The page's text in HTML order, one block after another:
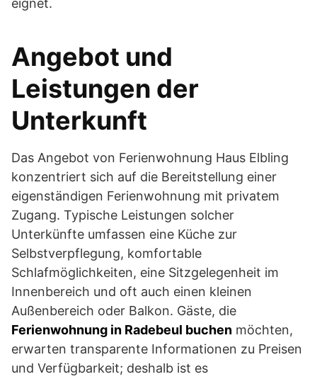
eignet.
Angebot und
Leistungen der
Unterkunft
Das Angebot von Ferienwohnung Haus Elbling
konzentriert sich auf die Bereitstellung einer
eigenständigen Ferienwohnung mit privatem
Zugang. Typische Leistungen solcher
Unterkünfte umfassen eine Küche zur
Selbstverpflegung, komfortable
Schlafmöglichkeiten, eine Sitzgelegenheit im
Innenbereich und oft auch einen kleinen
Außenbereich oder Balkon. Gäste, die
Ferienwohnung in Radebeul buchen möchten,
erwarten transparente Informationen zu Preisen
und Verfügbarkeit; deshalb ist es